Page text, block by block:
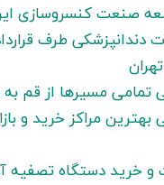
صنعت کنسروسازی
دندانپزشکی طرف
تمامی مسیرها از قم
بهترین مراکز خرید و
و خرید دستگاه تصفیه